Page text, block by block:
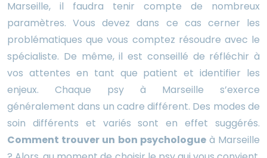
Marseille, il faudra tenir compte de nombreux
paramètres. Vous devez dans ce cas cerner les
problématiques que vous comptez résoudre avec le
spécialiste. De même, il est conseillé de réfléchir à
vos attentes en tant que patient et identifier les
enjeux. Chaque psy à Marseille s’exerce
généralement dans un cadre différent. Des modes de
soin différents et variés sont en effet suggérés.
Comment trouver un bon psychologueà Marseille